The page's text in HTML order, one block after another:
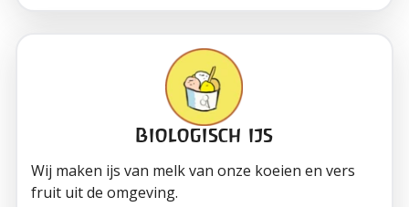
Biologisch ijs
Wij maken ijs van melk van onze koeien en vers
fruit uit de omgeving.